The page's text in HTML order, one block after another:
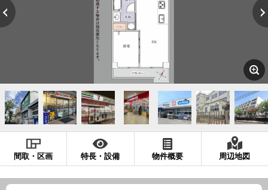
間取・区画 特長・設備 物件概要 周辺地図
営業メールは固くお断りします
成田支店
現地販売会情報
千葉本店 松戸支店 成田支店 木更津支店
東京支店
神奈川支店
沖縄支店